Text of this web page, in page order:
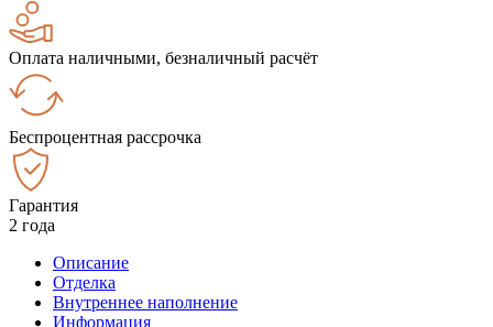
Оплата наличными, безналичный расчёт
Беспроцентная рассрочка
Гарантия
2 года
Описание
Отделка
Внутреннее наполнение
Информация